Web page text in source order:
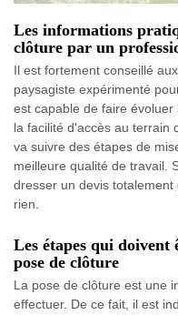
Les informations
clôture par un
Il est fortement conseillé
paysagiste expérimenté
est capable de faire
la facilité d'accès au terrain
va suivre des étapes de
meilleure qualité de travail.
dresser un devis
rien.
Les étapes qui doivent
pose de clôture
La pose de clôture est une
effectuer. De ce fait, il est